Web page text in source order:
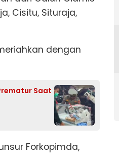
Cisitu, Situraja,
dengan
Saat
Forkopimda,